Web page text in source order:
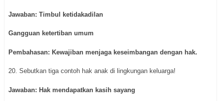
Jawaban: Timbul ketidakadilan
Gangguan ketertiban umum
Pembahasan: Kewajiban menjaga keseimbangan dengan hak.
20. Sebutkan tiga contoh hak anak di lingkungan keluarga!
Jawaban: Hak mendapatkan kasih sayang